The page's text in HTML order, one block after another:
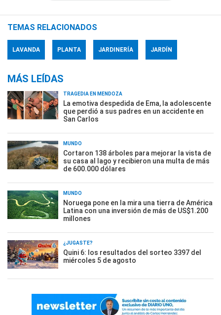
TEMAS RELACIONADOS
LAVANDA PLANTA JARDINERÍA JARDÍN
MÁS LEÍDAS
TRAGEDIA EN MENDOZA
La emotiva despedida de Ema, la adolescente
que perdió a sus padres en un accidente en
San Carlos
MUNDO
Cortaron 138 árboles para mejorar la vista de
su casa al lago y recibieron una multa de más
de 600.000 dólares
MUNDO
Noruega pone en la mira una tierra de América
Latina con una inversión de más de US$1.200
millones
¿JUGASTE?
Quini 6: los resultados del sorteo 3397 del
miércoles 5 de agosto